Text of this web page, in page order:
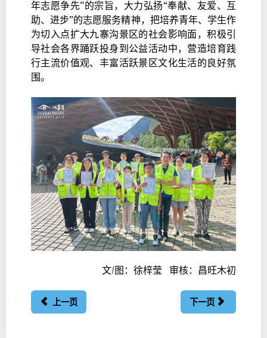
年志愿争先”的宗旨，大力弘扬“奉献、友爱、互
助、进步”的志愿服务精神，把培养青年、学生作
为切入点扩大九寨沟景区的社会影响面，积极引
导社会各界踊跃投身到公益活动中，营造培育践
行主流价值观、丰富活跃景区文化生活的良好氛
围。
文/图：徐梓莹 审核：昌旺木初
上一页 下一页